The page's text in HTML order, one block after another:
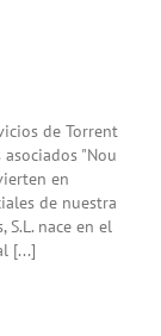
de Torrent
"Nou
en
de nuestra
S.L. nace en el
[...]